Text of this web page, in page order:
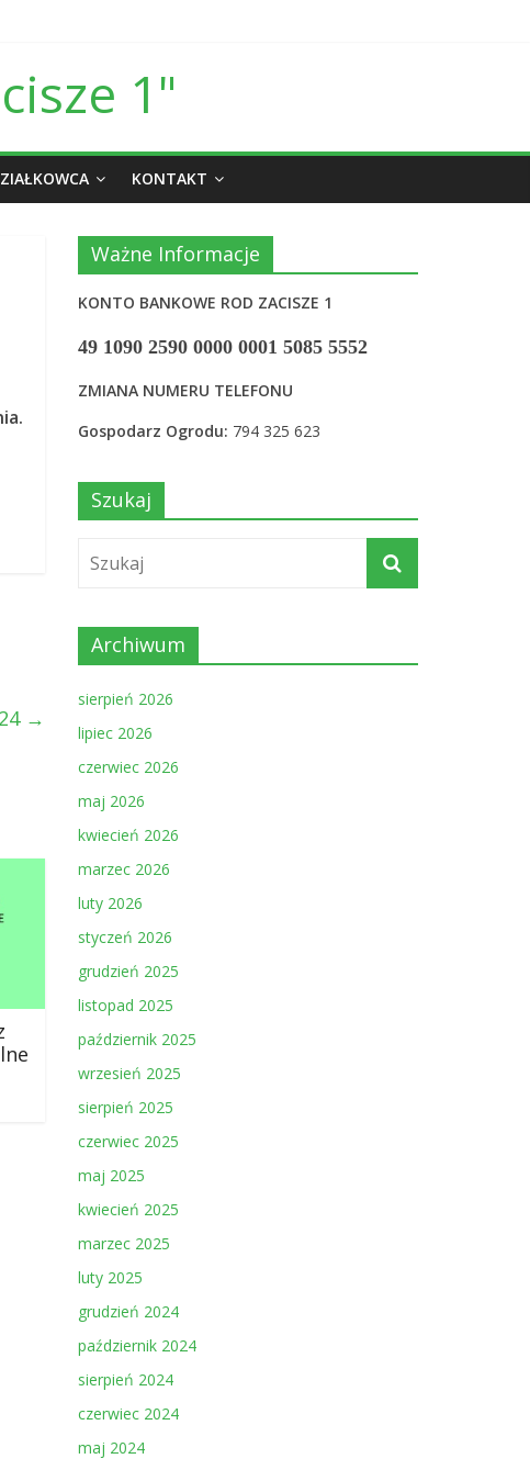
1"
KONTAKT
→
Ważne Informacje
KONTO BANKOWE ROD ZACISZE 1
49 1090 2590 0000 0001 5085 5552
ZMIANA NUMERU TELEFONU
Gospodarz Ogrodu: 794 325 623
Szukaj
Archiwum
sierpień 2026
lipiec 2026
czerwiec 2026
maj 2026
kwiecień 2026
marzec 2026
luty 2026
styczeń 2026
grudzień 2025
listopad 2025
październik 2025
wrzesień 2025
sierpień 2025
czerwiec 2025
maj 2025
kwiecień 2025
marzec 2025
luty 2025
grudzień 2024
październik 2024
sierpień 2024
czerwiec 2024
maj 2024